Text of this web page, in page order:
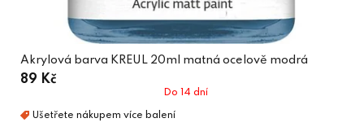
Akrylová barva KREUL 20ml matná ocelově modrá
89 Kč
Do 14 dní